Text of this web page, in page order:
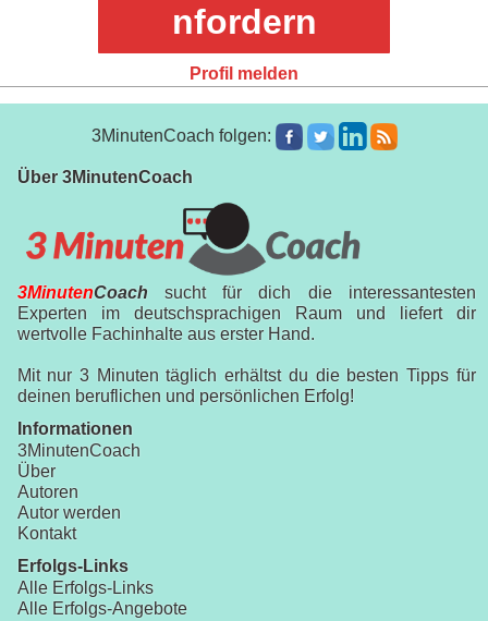
Profil melden
nfordern
3MinutenCoach folgen:
Über 3MinutenCoach
3MinutenCoach sucht für dich die interessantesten
Experten im deutschsprachigen Raum und liefert dir
wertvolle Fachinhalte aus erster Hand.
Mit nur 3 Minuten täglich erhältst du die besten Tipps für
deinen beruflichen und persönlichen Erfolg!
Informationen
3MinutenCoach
Über
Autoren
Autor werden
Kontakt
Erfolgs-Links
Alle Erfolgs-Links
Alle Erfolgs-Angebote